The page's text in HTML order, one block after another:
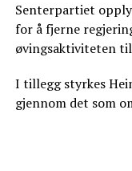
Senterpartiet
for å fjerne
øvingsaktiviteten
I tillegg styrkes
gjennom det som